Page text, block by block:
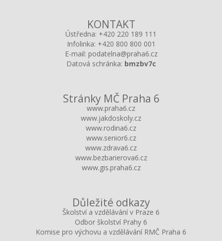
KONTAKT
Ústředna: +420 220 189 111
Infolinka: +420 800 800 001
E-mail: podatelna@praha6.cz
Datová schránka: bmzbv7c
Stránky MČ Praha 6
www.praha6.cz
www.jakdoskoly.cz
www.rodina6.cz
www.senior6.cz
www.zdrava6.cz
www.bezbarierova6.cz
www.gis.praha6.cz
Důležité odkazy
Školství a vzdělávání v Praze 6
Odbor školství Prahy 6
Komise pro výchovu a vzdělávání RMČ Praha 6